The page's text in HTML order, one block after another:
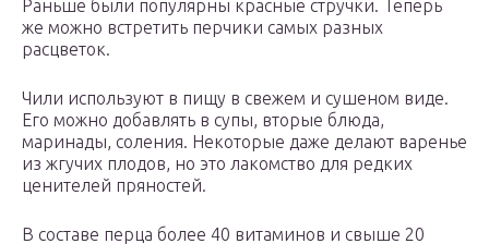
Раньше были популярны красные стручки. Теперь
же можно встретить перчики самых разных
расцветок.
Чили используют в пищу в свежем и сушеном виде.
Его можно добавлять в супы, вторые блюда,
маринады, соления. Некоторые даже делают варенье
из жгучих плодов, но это лакомство для редких
ценителей пряностей.
В составе перца более 40 витаминов и свыше 20